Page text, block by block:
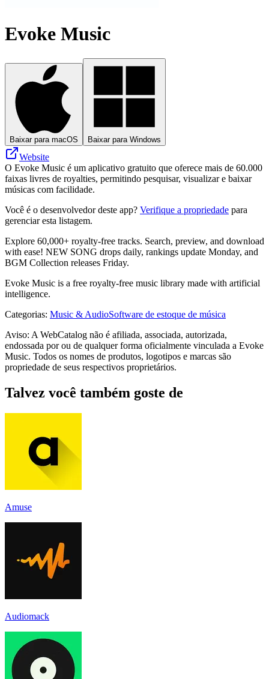
Evoke Music
Baixar para macOS Baixar para Windows
Website
O Evoke Music é um aplicativo gratuito que oferece mais de 60.000
faixas livres de royalties, permitindo pesquisar, visualizar e baixar
músicas com facilidade.
Você é o desenvolvedor deste app? Verifique a propriedade para
gerenciar esta listagem.
Explore 60,000+ royalty-free tracks. Search, preview, and download
with ease! NEW SONG drops daily, rankings update Monday, and
BGM Collection releases Friday.
Evoke Music is a free royalty-free music library made with artificial
intelligence.
Categorias: Music & AudioSoftware de estoque de música
Aviso: A WebCatalog não é afiliada, associada, autorizada,
endossada por ou de qualquer forma oficialmente vinculada a Evoke
Music. Todos os nomes de produtos, logotipos e marcas são
propriedade de seus respectivos proprietários.
Talvez você também goste de
Amuse
Audiomack